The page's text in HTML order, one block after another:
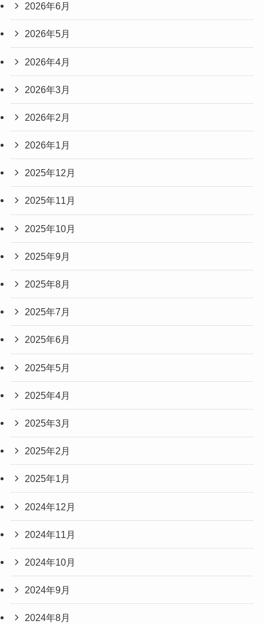
2026年6月
2026年5月
2026年4月
2026年3月
2026年2月
2026年1月
2025年12月
2025年11月
2025年10月
2025年9月
2025年8月
2025年7月
2025年6月
2025年5月
2025年4月
2025年3月
2025年2月
2025年1月
2024年12月
2024年11月
2024年10月
2024年9月
2024年8月